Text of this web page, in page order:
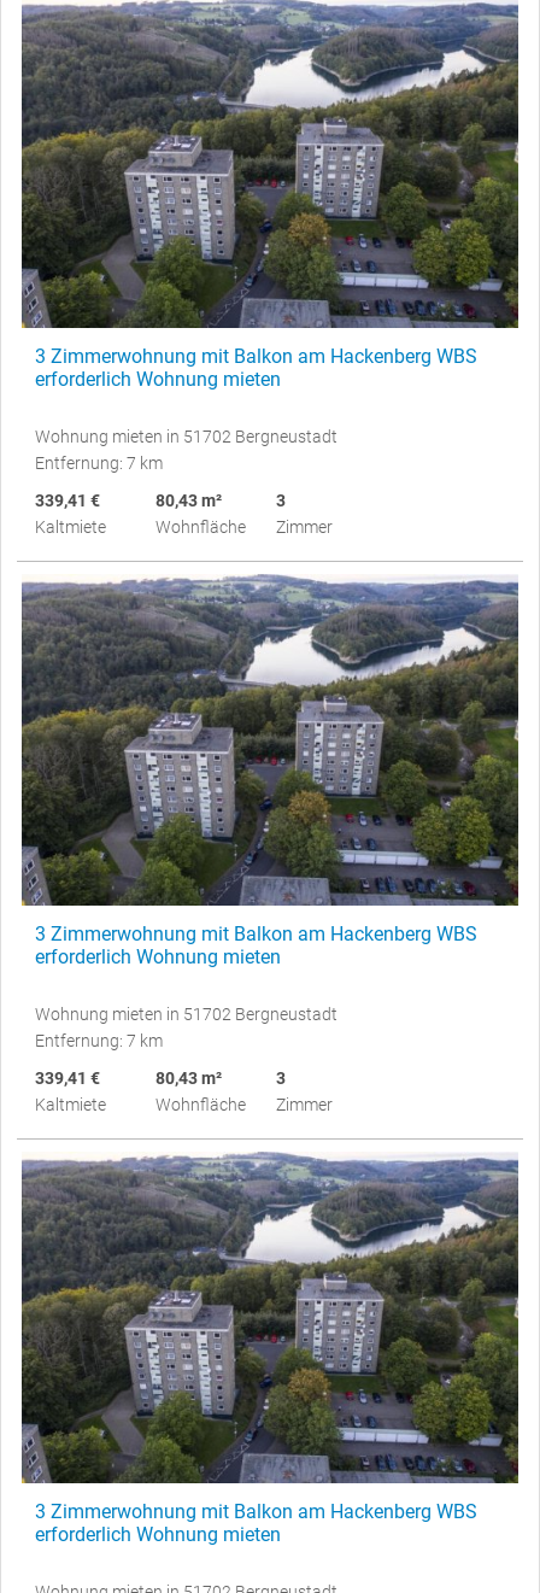
3 Zimmerwohnung mit Balkon am Hackenberg WBS
erforderlich Wohnung mieten
Wohnung mieten in 51702 Bergneustadt
Entfernung: 7 km
339,41 €
Kaltmiete
80,43 m²
Wohnfläche
3
Zimmer
3 Zimmerwohnung mit Balkon am Hackenberg WBS
erforderlich Wohnung mieten
Wohnung mieten in 51702 Bergneustadt
Entfernung: 7 km
339,41 €
Kaltmiete
80,43 m²
Wohnfläche
3
Zimmer
3 Zimmerwohnung mit Balkon am Hackenberg WBS
erforderlich Wohnung mieten